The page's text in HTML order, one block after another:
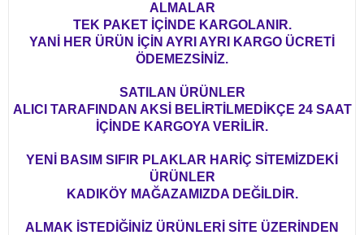
ALMALAR
TEK PAKET İÇİNDE KARGOLANIR.
YANİ HER ÜRÜN İÇİN AYRI AYRI KARGO ÜCRETİ
ÖDEMEZSİNİZ.
SATILAN ÜRÜNLER
ALICI TARAFINDAN AKSİ BELİRTİLMEDİKÇE 24 SAAT
İÇİNDE KARGOYA VERİLİR.
YENİ BASIM SIFIR PLAKLAR HARİÇ SİTEMİZDEKİ
ÜRÜNLER
KADIKÖY MAĞAZAMIZDA DEĞİLDİR.
ALMAK İSTEDİĞİNİZ ÜRÜNLERİ SİTE ÜZERİNDEN